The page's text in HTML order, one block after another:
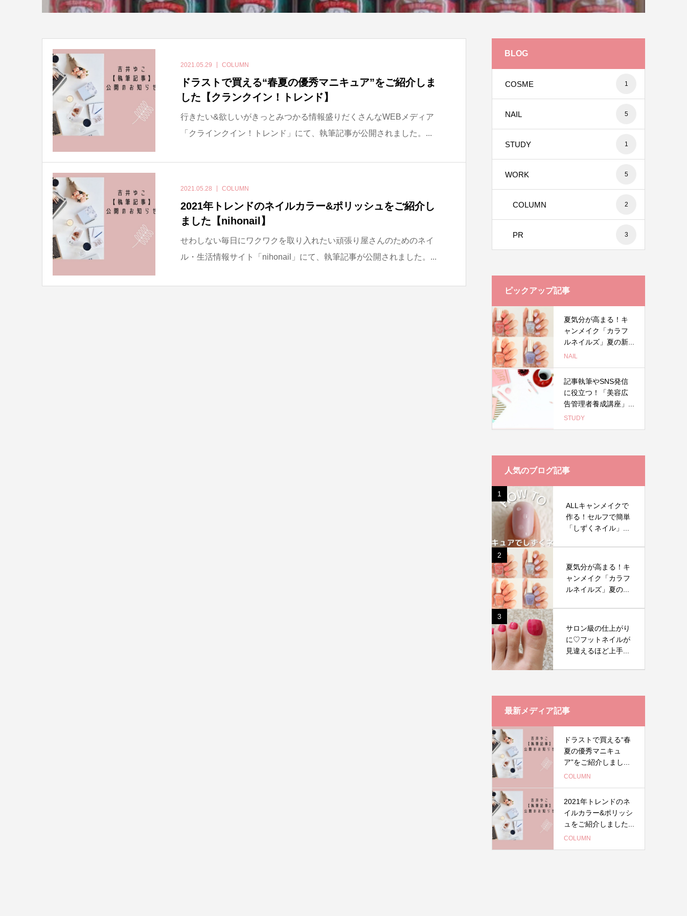
2021.05.29 COLUMN
ドラストで買える“春夏の優秀マニキュア”をご紹介しま
した【クランクイン！トレンド】
行きたい&欲しいがきっとみつかる情報盛りだくさんなWEBメディア
「クラインクイン！トレンド」にて、執筆記事が公開されました。...
2021.05.28 COLUMN
2021年トレンドのネイルカラー&ポリッシュをご紹介し
ました【nihonail】
せわしない毎日にワクワクを取り入れたい頑張り屋さんのためのネイ
ル・生活情報サイト「nihonail」にて、執筆記事が公開されました。...
BLOG
COSME 1
NAIL 5
STUDY 1
WORK 5
COLUMN 2
PR 3
ピックアップ記事
夏気分が高まる！キ
ャンメイク「カラフ
ルネイルズ」夏の新...
NAIL
記事執筆やSNS発信
に役立つ！「美容広
告管理者養成講座」...
STUDY
人気のブログ記事
1
ALLキャンメイクで
作る！セルフで簡単
「しずくネイル」...
2
夏気分が高まる！キ
ャンメイク「カラフ
ルネイルズ」夏の...
3
サロン級の仕上がり
に♡フットネイルが
見違えるほど上手...
最新メディア記事
ドラストで買える“春
夏の優秀マニキュ
ア”をご紹介しまし...
COLUMN
2021年トレンドのネ
イルカラー&ポリッシ
ュをご紹介しました...
COLUMN